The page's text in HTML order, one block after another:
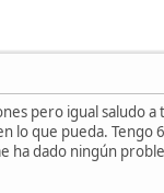
pero igual saludo
lo que pueda.
ha dado ningún